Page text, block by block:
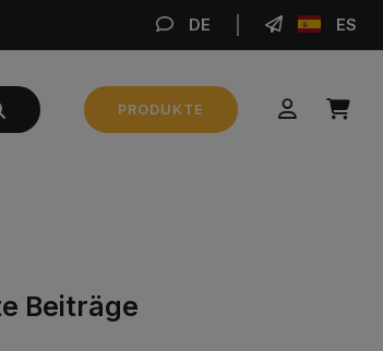
DE ES
PRODUKTE
Beiträge